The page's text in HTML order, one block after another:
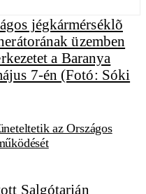
az Országos